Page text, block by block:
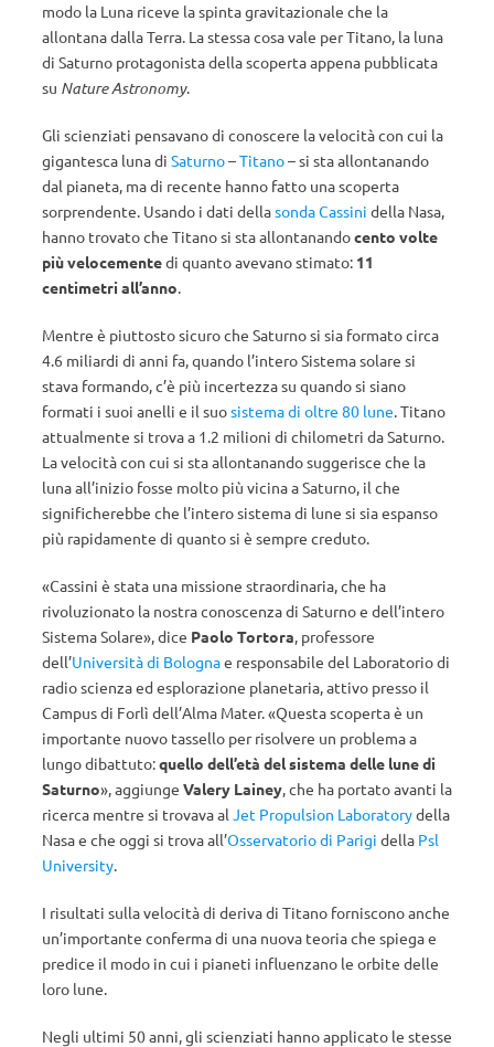
modo la Luna riceve la spinta gravitazionale che la
allontana dalla Terra. La stessa cosa vale per Titano, la luna
di Saturno protagonista della scoperta appena pubblicata
su Nature Astronomy.
Gli scienziati pensavano di conoscere la velocità con cui la
gigantesca luna di Saturno–Titano– si sta allontanando
dal pianeta, ma di recente hanno fatto una scoperta
sorprendente. Usando i dati dellasonda Cassini della Nasa,
hanno trovato che Titano si sta allontanandocento volte
più velocementedi quanto avevano stimato: 11
centimetri all’anno.
Mentre è piuttosto sicuro che Saturno si sia formato circa
4.6 miliardi di anni fa, quando l’intero Sistema solare si
stava formando, c’è più incertezza su quando si siano
formati i suoi anelli e il suosistema di oltre 80 lune. Titano
attualmente si trova a 1.2 milioni di chilometri da Saturno.
La velocità con cui si sta allontanando suggerisce che la
luna all’inizio fosse molto più vicina a Saturno, il che
significherebbe che l’intero sistema di lune si sia espanso
più rapidamente di quanto si è sempre creduto.
«Cassini è stata una missione straordinaria, che ha
rivoluzionato la nostra conoscenza di Saturno e dell’intero
Sistema Solare», dice Paolo Tortora, professore
dell’Università di Bolognae responsabile del Laboratorio di
radio scienza ed esplorazione planetaria, attivo presso il
Campus di Forlì dell’Alma Mater. «Questa scoperta è un
importante nuovo tassello per risolvere un problema a
lungo dibattuto:quello dell’età del sistema delle lune di
Saturno», aggiunge Valery Lainey, che ha portato avanti la
ricerca mentre si trovava al Jet Propulsion Laboratorydella
Nasa e che oggi si trova all’Osservatorio di Parigi della Psl
University.
I risultati sulla velocità di deriva di Titano forniscono anche
un’importante conferma di una nuova teoria che spiega e
predice il modo in cui i pianeti influenzano le orbite delle
loro lune.
Negli ultimi 50 anni, gli scienziati hanno applicato le stesse